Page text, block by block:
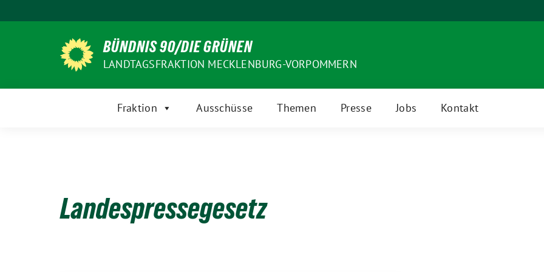
zum
BÜNDNIS 90/DIE GRÜNEN
LANDTAGSFRAKTION MECKLENBURG-VORPOMMERN
Fraktion Ausschüsse Themen Presse Jobs Kontakt
Landespressegesetz